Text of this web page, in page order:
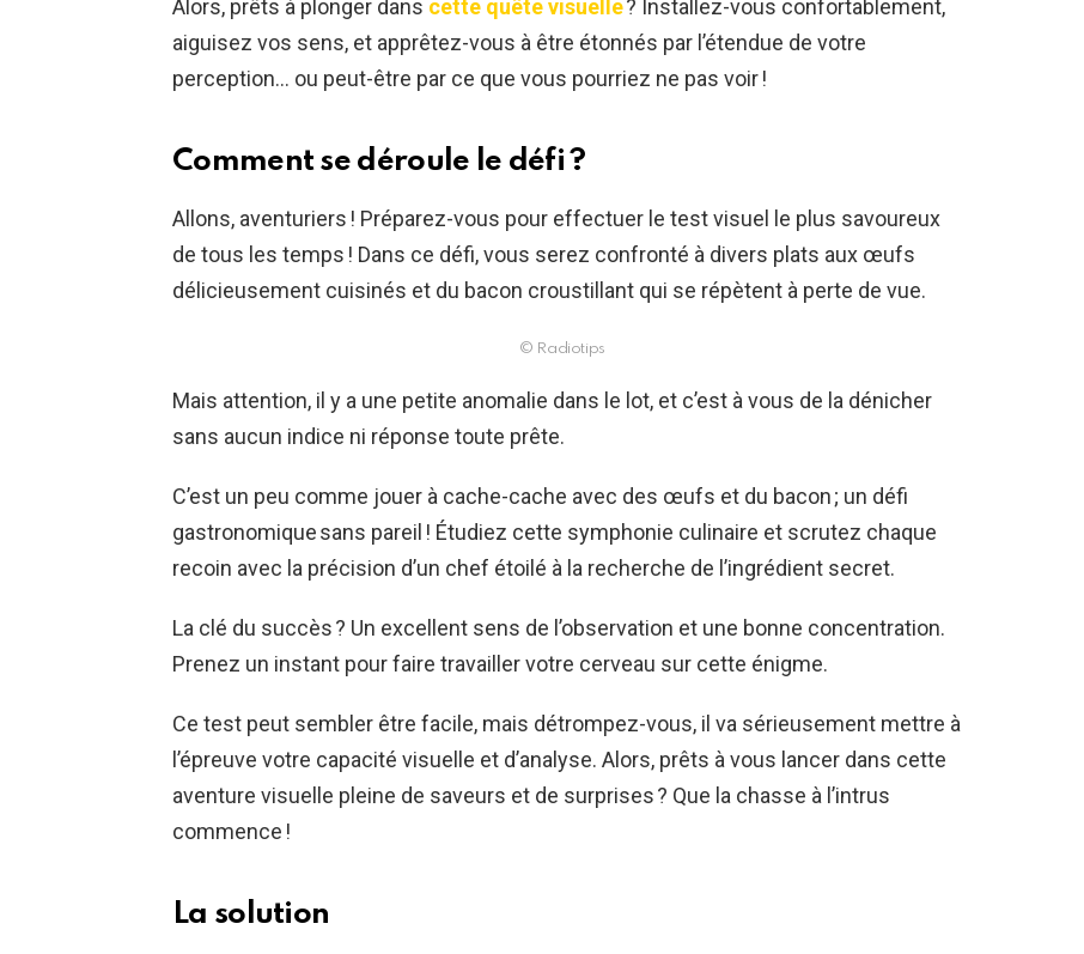
Alors, prêts à plonger dans cette quête visuelle? Installez-vous confortablement,
aiguisez vos sens, et apprêtez-vous à être étonnés par l’étendue de votre
perception… ou peut-être par ce que vous pourriez ne pas voir !
Comment se déroule le défi ?
Allons, aventuriers ! Préparez-vous pour effectuer le test visuel le plus savoureux
de tous les temps ! Dans ce défi, vous serez confronté à divers plats aux œufs
délicieusement cuisinés et du bacon croustillant qui se répètent à perte de vue.
© Radiotips
Mais attention, il y a une petite anomalie dans le lot, et c’est à vous de la dénicher
sans aucun indice ni réponse toute prête.
C’est un peu comme jouer à cache-cache avec des œufs et du bacon ; un défi
gastronomique sans pareil ! Étudiez cette symphonie culinaire et scrutez chaque
recoin avec la précision d’un chef étoilé à la recherche de l’ingrédient secret.
La clé du succès ? Un excellent sens de l’observation et une bonne concentration.
Prenez un instant pour faire travailler votre cerveau sur cette énigme.
Ce test peut sembler être facile, mais détrompez-vous, il va sérieusement mettre à
l’épreuve votre capacité visuelle et d’analyse. Alors, prêts à vous lancer dans cette
aventure visuelle pleine de saveurs et de surprises ? Que la chasse à l’intrus
commence !
La solution